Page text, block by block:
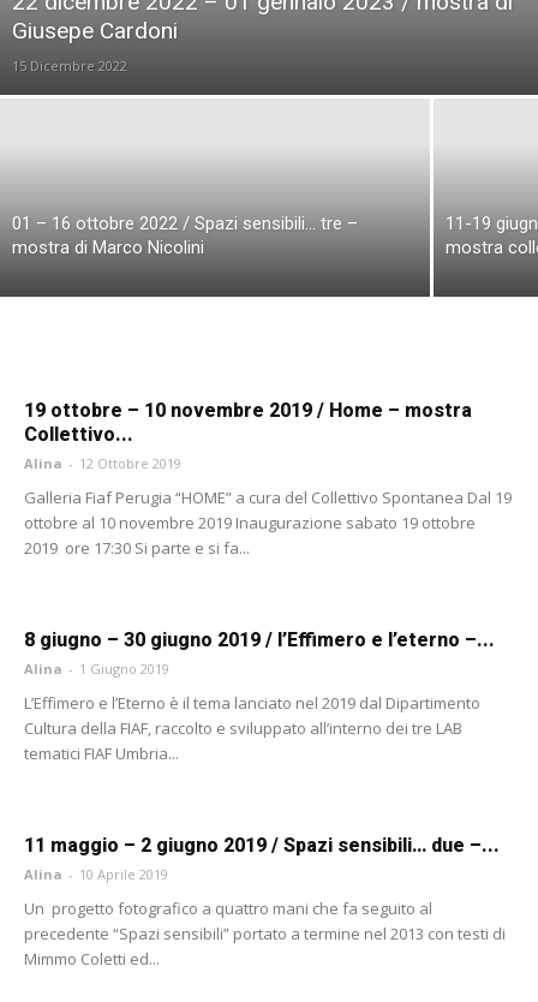
Workshop e Eventi Garda
Workshop e Eventi Napoli
Workshop e Eventi Perugia
Workshop e Eventi San Felice sul Panaro
Giusepe Cardoni
15 Dicembre 2022
01 – 16 ottobre 2022 / Spazi sensibili… tre –
mostra di Marco Nicolini
11-19
mostra
19 ottobre – 10 novembre 2019 / Home – mostra
Collettivo...
Alina - 12 Ottobre 2019
Galleria Fiaf Perugia “HOME” a cura del Collettivo Spontanea Dal 19
ottobre al 10 novembre 2019 Inaugurazione sabato 19 ottobre
2019 ore 17:30 Si parte e si fa...
8 giugno – 30 giugno 2019 / l’Effimero e l’eterno –...
Alina - 1 Giugno 2019
L’Effimero e l’Eterno è il tema lanciato nel 2019 dal Dipartimento
Cultura della FIAF, raccolto e sviluppato all’interno dei tre LAB
tematici FIAF Umbria...
11 maggio – 2 giugno 2019 / Spazi sensibili… due –...
Alina - 10 Aprile 2019
Un progetto fotografico a quattro mani che fa seguito al
precedente “Spazi sensibili” portato a termine nel 2013 con testi di
Mimmo Coletti ed...